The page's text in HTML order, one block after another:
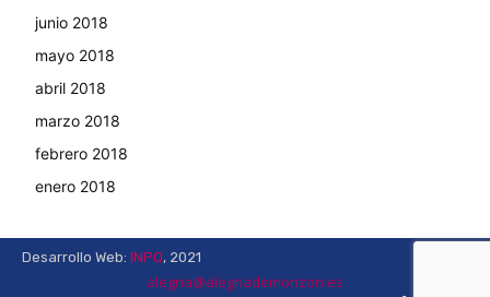
junio 2018
mayo 2018
abril 2018
marzo 2018
febrero 2018
enero 2018
Desarrollo Web: INPQ, 2021
alegria@alegriademonzon.es